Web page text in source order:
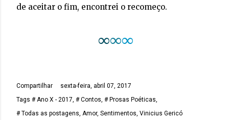
de aceitar o fim, encontrei o recomeço.
∞∞∞
Compartilhar
sexta-feira, abril 07, 2017
Tags # Ano X - 2017 # Contos # Prosas Poéticas
# Todas as postagens Amor Sentimentos Vinicius Gericó